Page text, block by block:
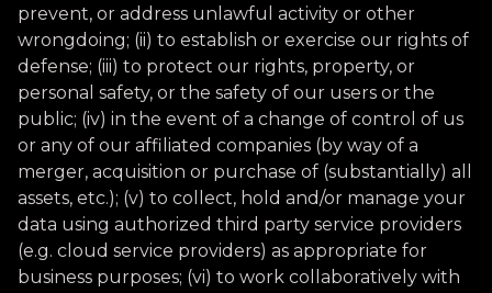
prevent, or address unlawful activity or other
wrongdoing; (ii) to establish or exercise our rights of
defense; (iii) to protect our rights, property, or
personal safety, or the safety of our users or the
public; (iv) in the event of a change of control of us
or any of our affiliated companies (by way of a
merger, acquisition or purchase of (substantially) all
assets, etc.); (v) to collect, hold and/or manage your
data using authorized third party service providers
(e.g. cloud service providers) as appropriate for
business purposes; (vi) to work collaboratively with